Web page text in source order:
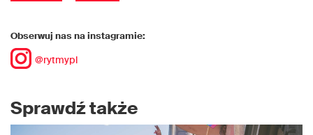
Obserwuj nas na instagramie:
@rytmypl
Sprawdź także